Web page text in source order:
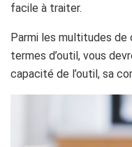
facile à traiter.
Parmi les multitudes de
termes d’outil, vous
capacité de l’outil, sa